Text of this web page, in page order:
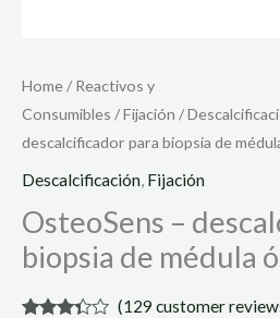
Home/Reactivos y
Consumibles /Fijación /
descalcificador para biopsia de
Descalcificación, Fijación
OsteoSens –
biopsia de médula
(129 customer